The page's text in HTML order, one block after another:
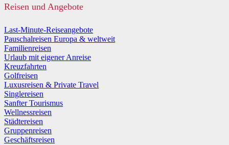
Reisen und Angebote
Last-Minute-Reiseangebote
Pauschalreisen Europa & weltweit
Familienreisen
Urlaub mit eigener Anreise
Kreuzfahrten
Golfreisen
Luxusreisen & Private Travel
Singlereisen
Sanfter Tourismus
Wellnessreisen
Städtereisen
Gruppenreisen
Geschäftsreisen